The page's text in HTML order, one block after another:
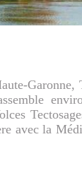
Garonne,
avec la